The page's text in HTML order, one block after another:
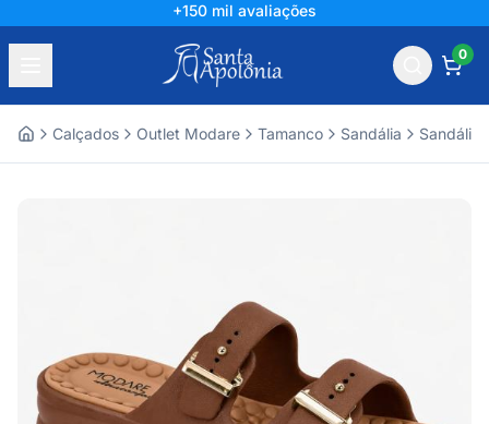
+150 mil avaliações
0
Calçados Outlet Modare Tamanco Sandália